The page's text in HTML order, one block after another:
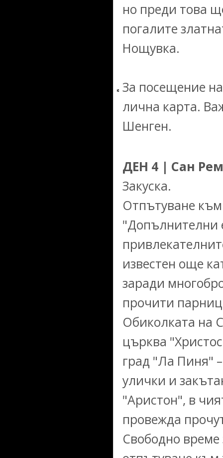
но преди това
погалите
Нощувка.
За посещение
лична карта.
Шенген.
ДЕН 4 | Сан
Закуска.
Отпътуване
"Допълнителни
известен още
заради
прочити
Обиколката на
църква
град "Ла Пиня"
улички и
"Аристон", в
провежда
Свободно време